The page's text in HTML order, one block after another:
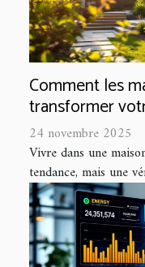
Comment les
transformer
24 novembre 2025
Vivre dans une
tendance, mais une